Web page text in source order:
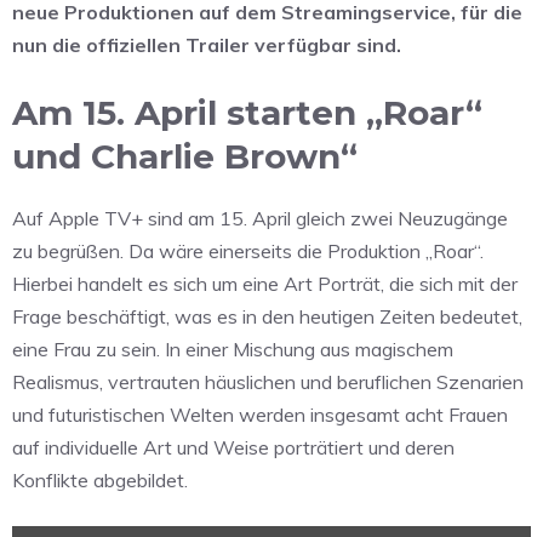
neue Produktionen auf dem Streamingservice, für die
nun die offiziellen Trailer verfügbar sind.
Am 15. April starten „Roar“
und Charlie Brown“
Auf Apple TV+ sind am 15. April gleich zwei Neuzugänge
zu begrüßen. Da wäre einerseits die Produktion „Roar“.
Hierbei handelt es sich um eine Art Porträt, die sich mit der
Frage beschäftigt, was es in den heutigen Zeiten bedeutet,
eine Frau zu sein. In einer Mischung aus magischem
Realismus, vertrauten häuslichen und beruflichen Szenarien
und futuristischen Welten werden insgesamt acht Frauen
auf individuelle Art und Weise porträtiert und deren
Konflikte abgebildet.